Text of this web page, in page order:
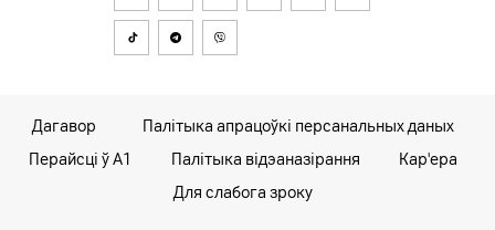
Дагавор
Палітыка апрацоўкі персанальных даных
Перайсці ў А1
Палітыка відэаназірання
Кар'ера
Для слабога зроку